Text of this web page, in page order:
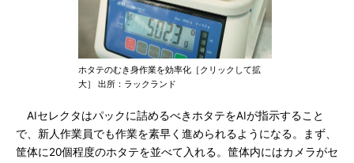
ホタテのむき身作業を効率化［クリックして拡
大］ 出所：ラックランド
AIセレクタはパックに詰めるべきホタテをAIが指示すること
で、新人作業員でも作業を素早く進められるようになる。まず、
筐体に20個程度のホタテを並べて入れる。筐体内にはカメラがセ